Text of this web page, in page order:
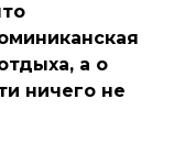
а о
ничего не